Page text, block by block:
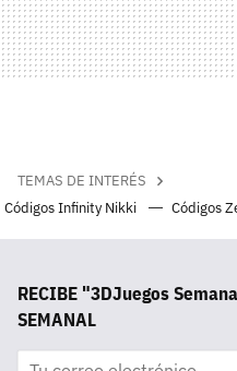
TEMAS DE INTERÉS
Códigos Infinity Nikki
Códigos
RECIBE "3DJuegos
SEMANAL